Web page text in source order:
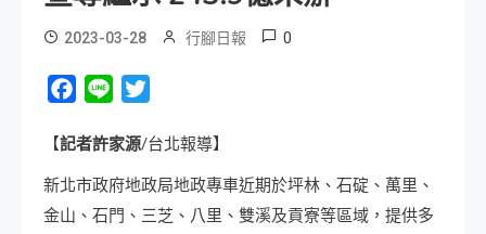
2023-03-28 行腳日報 0
Facebook
Line
【記者許家源/台北報導】
新北市政府地政局地政專車近期於坪林、石碇、萬里、
金山、石門、三芝、八里、雙溪及貢寮等區域，提供多